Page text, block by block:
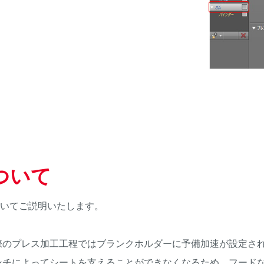
いて
ご説明いたします。
レス加工工程ではブランクホルダーに予備加速が設定さ